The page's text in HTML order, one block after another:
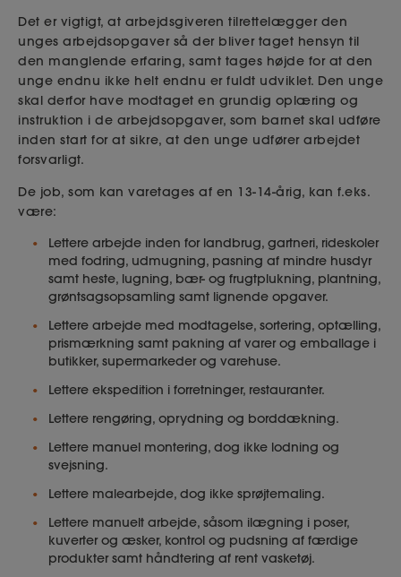
Det er vigtigt, at arbejdsgiveren tilrettelægger den
unges arbejdsopgaver så der bliver taget hensyn til
den manglende erfaring, samt tages højde for at den
unge endnu ikke helt endnu er fuldt udviklet. Den unge
skal derfor have modtaget en grundig oplæring og
instruktion i de arbejdsopgaver, som barnet skal udføre
inden start for at sikre, at den unge udfører arbejdet
forsvarligt.
De job, som kan varetages af en 13-14-årig, kan f.eks.
være:
Lettere arbejde inden for landbrug, gartneri, rideskoler
med fodring, udmugning, pasning af mindre husdyr
samt heste, lugning, bær- og frugtplukning, plantning,
grøntsagsopsamling samt lignende opgaver.
Lettere arbejde med modtagelse, sortering, optælling,
prismærkning samt pakning af varer og emballage i
butikker, supermarkeder og varehuse.
Lettere ekspedition i forretninger, restauranter.
Lettere rengøring, oprydning og borddækning.
Lettere manuel montering, dog ikke lodning og
svejsning.
Lettere malearbejde, dog ikke sprøjtemaling.
Lettere manuelt arbejde, såsom ilægning i poser,
kuverter og æsker, kontrol og pudsning af færdige
produkter samt håndtering af rent vasketøj.